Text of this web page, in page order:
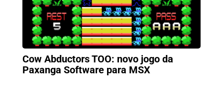
Cow Abductors TOO: novo jogo da
Paxanga Software para MSX